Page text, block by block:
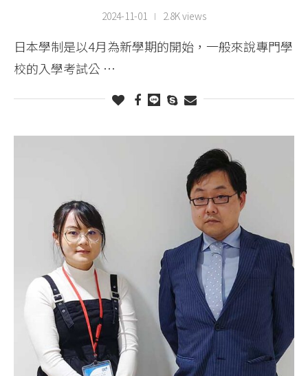
2024-11-01 2.8K views
日本學制是以4月為新學期的開始，一般來說專門學
校的入學考試公 …